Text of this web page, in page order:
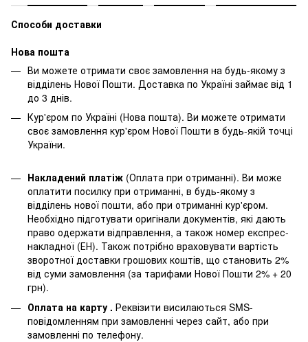
Способи доставки
Нова пошта
Ви можете отримати своє замовлення на будь-якому з
відділень Нової Пошти. Доставка по Україні займає від 1
до 3 днів.
Кур'єром по Україні (Нова пошта). Ви можете отримати
своє замовлення кур'єром Нової Пошти в будь-якій точці
України.
Накладений платіж (Оплата при отриманні). Ви може
оплатити посилку при отриманні, в будь-якому з
відділень нової пошти, або при отриманні кур'єром.
Необхідно підготувати оригінали документів, які дають
право одержати відправлення, а також номер експрес-
накладної (ЕН). Також потрібно враховувати вартість
зворотної доставки грошових коштів, що становить 2%
від суми замовлення (за тарифами Нової Пошти 2% + 20
грн).
Оплата на карту . Реквізити висилаються SMS-
повідомленням при замовленні через сайт, або при
замовленні по телефону.